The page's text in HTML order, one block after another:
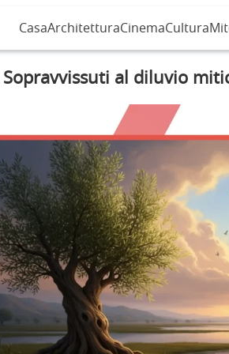
CasaArchitetturaCinemaCultura
Sopravvissuti al diluvio